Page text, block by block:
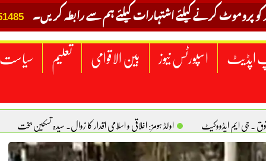
کو پروموٹ کرنے کیلئے اشتہارات کیلئے ہم سے رابطہ کریں۔
اپڈیٹ اسپورٹس نیوز بین الاقوامی تعلیم سیاست
. جی ایم ایڈووکیٹ اولڈ ہومز: اخلاقی و اسلامی اقدار کا زوال. سیدہ تسکین بخت
امریکا یومِ استحصالِ کشمیر انجینیئر علی رضوان چوہدری برقع پوشی اور مرد